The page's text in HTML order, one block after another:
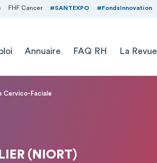
FHF Cancer #SANTEXPO #FondsInnovation
Annuaire FAQ RH La Revue
Cervico-Faciale
(NIORT)